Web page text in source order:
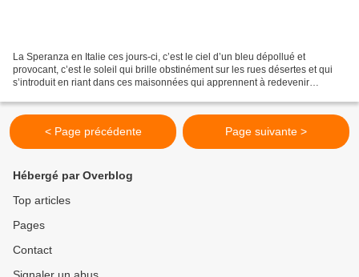
La Speranza en Italie ces jours-ci, c’est le ciel d’un bleu dépollué et
provocant, c’est le soleil qui brille obstinément sur les rues désertes et qui
s’introduit en riant dans ces maisonnées qui apprennent à redevenir
< Page précédente Page suivante >
Hébergé par Overblog
Top articles
Pages
Contact